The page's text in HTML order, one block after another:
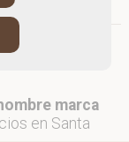
marca
en Santa